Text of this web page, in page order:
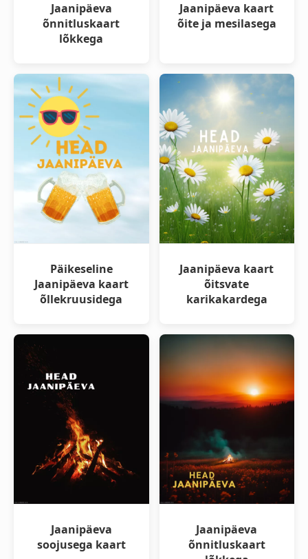
Jaanipäeva
õnnitluskaart
lõkkega
Jaanipäeva kaart
õite ja mesilasega
Päikeseline
Jaanipäeva kaart
õllekruusidega
Jaanipäeva kaart
õitsvate
karikakardega
Jaanipäeva
soojusega kaart
Jaanipäeva
õnnitluskaart